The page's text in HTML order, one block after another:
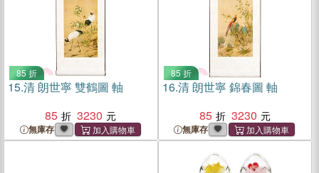
85 折
15.清 朗世寧 雙鶴圖 軸
85
3230
無庫存
85 折
16.清 朗世寧 錦春圖 軸
85
3230
無庫存